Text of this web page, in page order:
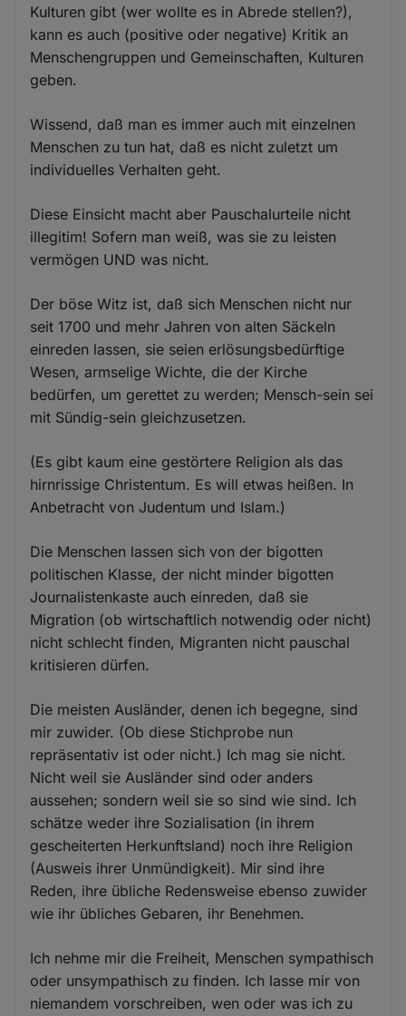
Kulturen gibt (wer wollte es in Abrede stellen?),
kann es auch (positive oder negative) Kritik an
Menschengruppen und Gemeinschaften, Kulturen
geben.
Wissend, daß man es immer auch mit einzelnen
Menschen zu tun hat, daß es nicht zuletzt um
individuelles Verhalten geht.
Diese Einsicht macht aber Pauschalurteile nicht
illegitim! Sofern man weiß, was sie zu leisten
vermögen UND was nicht.
Der böse Witz ist, daß sich Menschen nicht nur
seit 1700 und mehr Jahren von alten Säckeln
einreden lassen, sie seien erlösungsbedürftige
Wesen, armselige Wichte, die der Kirche
bedürfen, um gerettet zu werden; Mensch-sein sei
mit Sündig-sein gleichzusetzen.
(Es gibt kaum eine gestörtere Religion als das
hirnrissige Christentum. Es will etwas heißen. In
Anbetracht von Judentum und Islam.)
Die Menschen lassen sich von der bigotten
politischen Klasse, der nicht minder bigotten
Journalistenkaste auch einreden, daß sie
Migration (ob wirtschaftlich notwendig oder nicht)
nicht schlecht finden, Migranten nicht pauschal
kritisieren dürfen.
Die meisten Ausländer, denen ich begegne, sind
mir zuwider. (Ob diese Stichprobe nun
repräsentativ ist oder nicht.) Ich mag sie nicht.
Nicht weil sie Ausländer sind oder anders
aussehen; sondern weil sie so sind wie sind. Ich
schätze weder ihre Sozialisation (in ihrem
gescheiterten Herkunftsland) noch ihre Religion
(Ausweis ihrer Unmündigkeit). Mir sind ihre
Reden, ihre übliche Redensweise ebenso zuwider
wie ihr übliches Gebaren, ihr Benehmen.
Ich nehme mir die Freiheit, Menschen sympathisch
oder unsympathisch zu finden. Ich lasse mir von
niemandem vorschreiben, wen oder was ich zu